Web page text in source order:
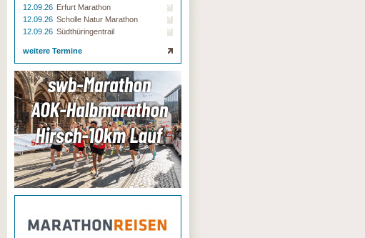
12.09.26 Erfurt Marathon
12.09.26 Scholle Natur Marathon
12.09.26 Südthüringentrail
weitere Termine